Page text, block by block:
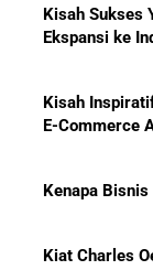
Kisah
Kenapa Bisnis
Kiat Charles